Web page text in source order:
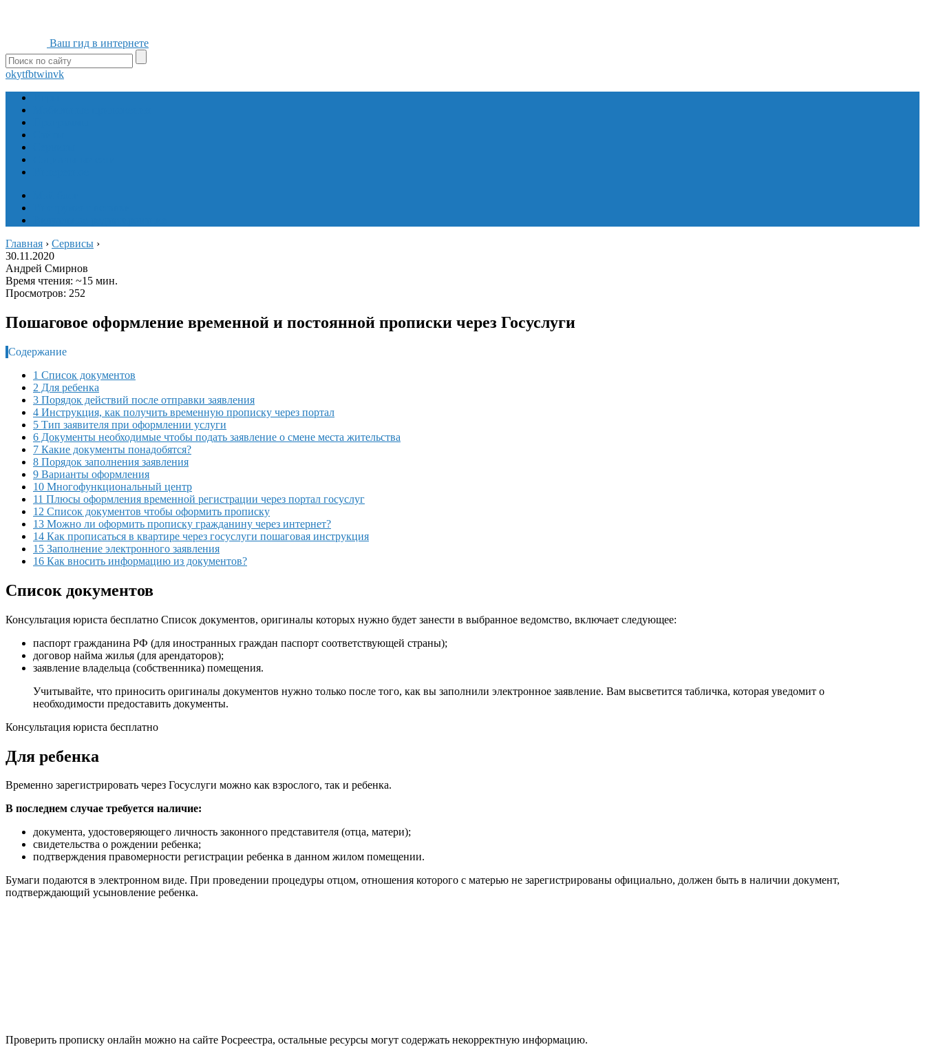
Ваш гид в интернете
okytfbtwinvk
Главная › Сервисы ›
30.11.2020
Андрей Смирнов
Время чтения: ~15 мин.
Просмотров: 252
Пошаговое оформление временной и постоянной прописки через Госуслуги
Содержание
1 Список документов
2 Для ребенка
3 Порядок действий после отправки заявления
4 Инструкция, как получить временную прописку через портал
5 Тип заявителя при оформлении услуги
6 Документы необходимые чтобы подать заявление о смене места жительства
7 Какие документы понадобятся?
8 Порядок заполнения заявления
9 Варианты оформления
10 Многофункциональный центр
11 Плюсы оформления временной регистрации через портал госуслуг
12 Список документов чтобы оформить прописку
13 Можно ли оформить прописку гражданину через интернет?
14 Как прописаться в квартире через госуслуги пошаговая инструкция
15 Заполнение электронного заявления
16 Как вносить информацию из документов?
Список документов
Консультация юриста бесплатно Список документов, оригиналы которых нужно будет занести в выбранное ведомство, включает следующее:
паспорт гражданина РФ (для иностранных граждан паспорт соответствующей страны);
договор найма жилья (для арендаторов);
заявление владельца (собственника) помещения.
Учитывайте, что приносить оригиналы документов нужно только после того, как вы заполнили электронное заявление. Вам высветится табличка, которая уведомит о
необходимости предоставить документы.
Консультация юриста бесплатно
Для ребенка
Временно зарегистрировать через Госуслуги можно как взрослого, так и ребенка.
В последнем случае требуется наличие:
документа, удостоверяющего личность законного представителя (отца, матери);
свидетельства о рождении ребенка;
подтверждения правомерности регистрации ребенка в данном жилом помещении.
Бумаги подаются в электронном виде. При проведении процедуры отцом, отношения которого с матерью не зарегистрированы официально, должен быть в наличии документ,
подтверждающий усыновление ребенка.
Проверить прописку онлайн можно на сайте Росреестра, остальные ресурсы могут содержать некорректную информацию.